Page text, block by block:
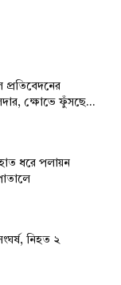
প্রতিবেদনের
ক্ষোভে ফুঁসছে...
ধরে পলায়ন
নিহত ২